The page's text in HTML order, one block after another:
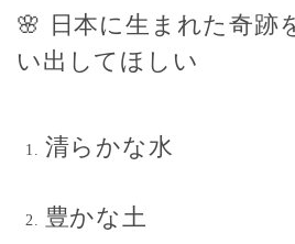
🌸 日本に生まれた奇跡
い出してほしい
清らかな水
豊かな土